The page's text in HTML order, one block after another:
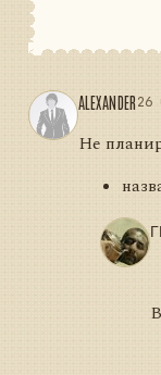
ALEXANDER26
Не